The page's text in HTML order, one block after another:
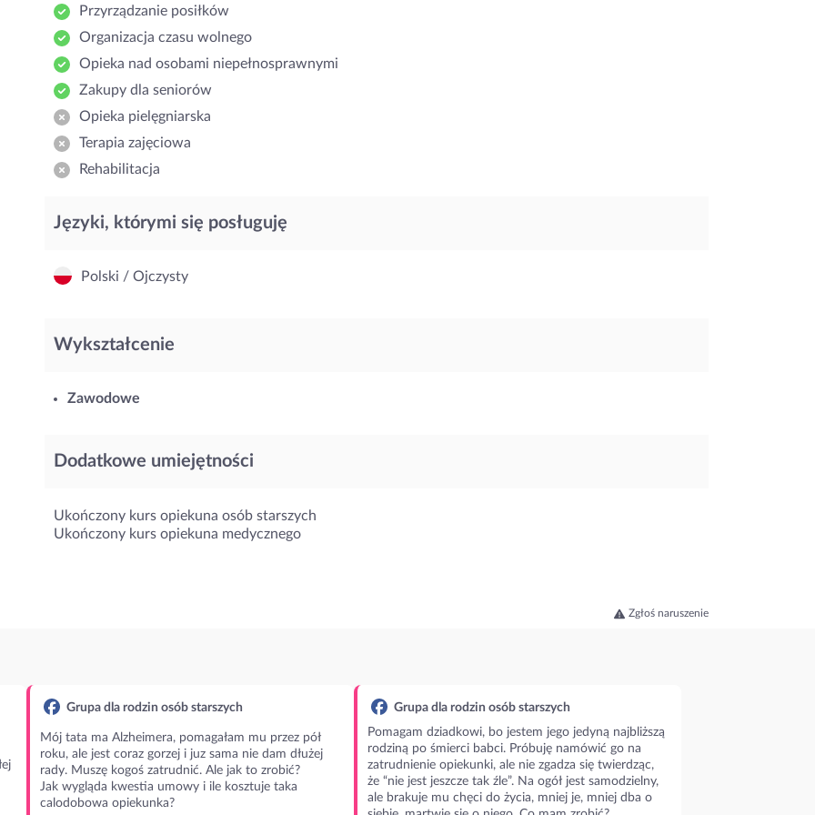
Przyrządzanie posiłków
Organizacja czasu wolnego
Opieka nad osobami niepełnosprawnymi
Zakupy dla seniorów
Opieka pielęgniarska
Terapia zajęciowa
Rehabilitacja
Języki, którymi się posługuję
Polski / Ojczysty
Wykształcenie
Zawodowe
Dodatkowe umiejętności
Ukończony kurs opiekuna osób starszych
Ukończony kurs opiekuna medycznego
Zgłoś naruszenie
Grupa dla rodzin osób starszych
Mój tata ma Alzheimera, pomagałam mu przez pół
roku, ale jest coraz gorzej i juz sama nie dam dłużej
rady. Muszę kogoś zatrudnić. Ale jak to zrobić?
Jak wygląda kwestia umowy i ile kosztuje taka
calodobowa opiekunka?
Grupa dla rodzin osób starszych
Pomagam dziadkowi, bo jestem jego jedyną najbliższą
rodziną po śmierci babci. Próbuję namówić go na
zatrudnienie opiekunki, ale nie zgadza się twierdząc,
że “nie jest jeszcze tak źle”. Na ogół jest samodzielny,
ale brakuje mu chęci do życia, mniej je, mniej dba o